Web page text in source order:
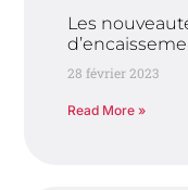
Les
28 février 2023
Read More »